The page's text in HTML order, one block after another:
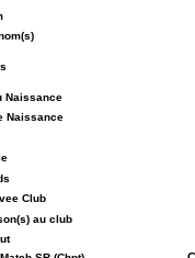
Naissance
Naissance
Club
au club